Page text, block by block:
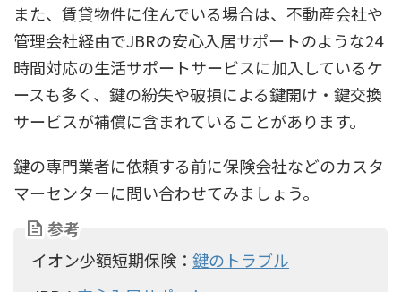
また、賃貸物件に住んでいる場合は、不動産会社や
管理会社経由でJBRの安心入居サポートのような24
時間対応の生活サポートサービスに加入しているケ
ースも多く、鍵の紛失や破損による鍵開け・鍵交換
サービスが補償に含まれていることがあります。
鍵の専門業者に依頼する前に保険会社などのカスタ
マーセンターに問い合わせてみましょう。
参考
イオン少額短期保険： 鍵のトラブル